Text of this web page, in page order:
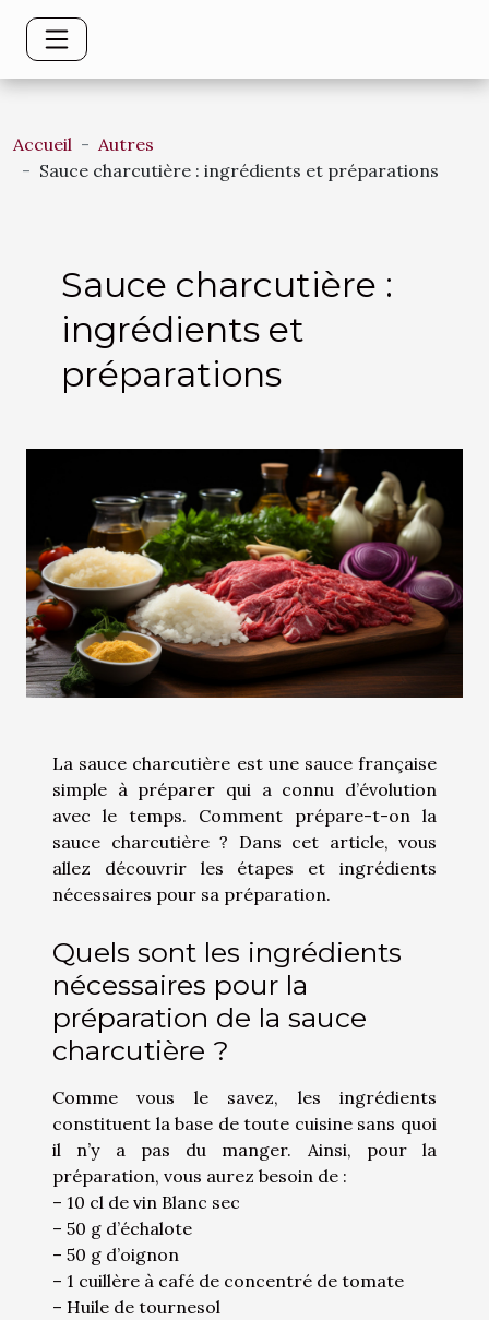
Accueil
Autres
Sauce charcutière : ingrédients et préparations
Sauce charcutière :
ingrédients et
préparations
La sauce charcutière est une sauce française
simple à préparer qui a connu d’évolution
avec le temps. Comment prépare-t-on la
sauce charcutière ? Dans cet article, vous
allez découvrir les étapes et ingrédients
nécessaires pour sa préparation.
Quels sont les ingrédients
nécessaires pour la
préparation de la sauce
charcutière ?
Comme vous le savez, les ingrédients
constituent la base de toute cuisine sans quoi
il n’y a pas du manger. Ainsi, pour la
préparation, vous aurez besoin de :
– 10 cl de vin Blanc sec
– 50 g d’échalote
– 50 g d’oignon
– 1 cuillère à café de concentré de tomate
– Huile de tournesol